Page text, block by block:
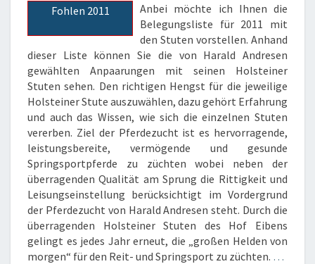
Fohlen 2011
Anbei möchte ich Ihnen die
Belegungsliste für 2011 mit
den Stuten vorstellen. Anhand
dieser Liste können Sie die von Harald Andresen
gewählten Anpaarungen mit seinen Holsteiner
Stuten sehen. Den richtigen Hengst für die jeweilige
Holsteiner Stute auszuwählen, dazu gehört Erfahrung
und auch das Wissen, wie sich die einzelnen Stuten
vererben. Ziel der Pferdezucht ist es hervorragende,
leistungsbereite, vermögende und gesunde
Springsportpferde zu züchten wobei neben der
überragenden Qualität am Sprung die Rittigkeit und
Leisungseinstellung berücksichtigt im Vordergrund
der Pferdezucht von Harald Andresen steht. Durch die
überragenden Holsteiner Stuten des Hof Eibens
gelingt es jedes Jahr erneut, die „großen Helden von
morgen“ für den Reit- und Springsport zu züchten. …